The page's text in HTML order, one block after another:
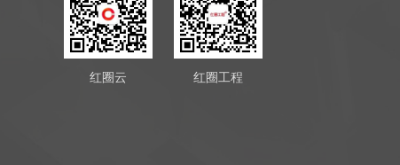
红圈云 红圈工程